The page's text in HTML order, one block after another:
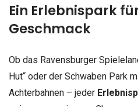
Ein Erlebnispark
Geschmack
Ob das Ravensburger
Hut“ oder der Schwaben Park
Achterbahnen – jeder